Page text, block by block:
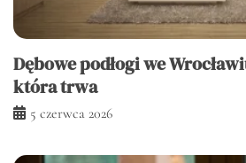
Dębowe podłogi we
która trwa
5 czerwca 2026